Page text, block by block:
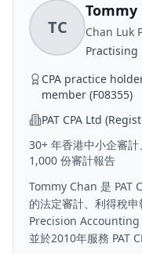
TC
Tommy
Chan Luk
Practising
CPA practice
member (F08355)
PAT CPA Ltd
30+ 年香港中小企審
1,000 份審計報告
Tommy Chan 是 PAT
的法定審計、利得稅
Precision
並於2010年服務 PAT